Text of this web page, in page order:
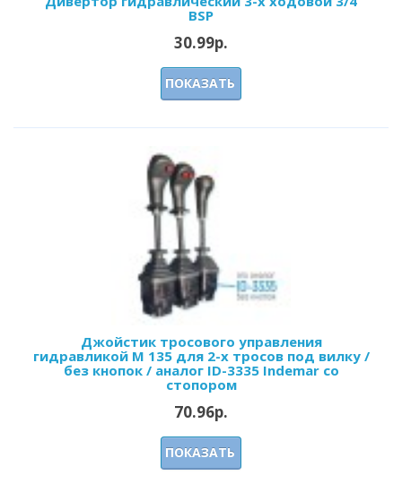
BSP
30.99р.
ПОКАЗАТЬ
Джойстик тросового управления
гидравликой M 135 для 2-х тросов под вилку /
без кнопок / аналог ID-3335 Indemar со
стопором
70.96р.
ПОКАЗАТЬ